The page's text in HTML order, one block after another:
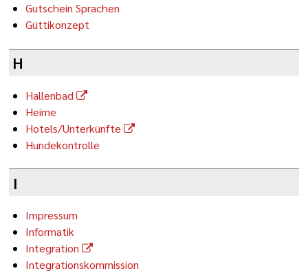
Gutschein Sprachen
Güttikonzept
H
Hallenbad
Heime
Hotels/Unterkünfte
Hundekontrolle
I
Impressum
Informatik
Integration
Integrationskommission